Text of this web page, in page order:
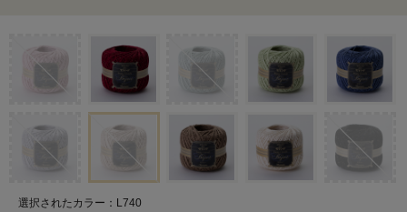
選択されたカラー：L740